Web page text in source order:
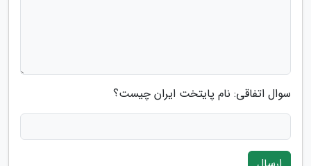
سوال اتفاقی: نام پایتخت ایران چیست؟